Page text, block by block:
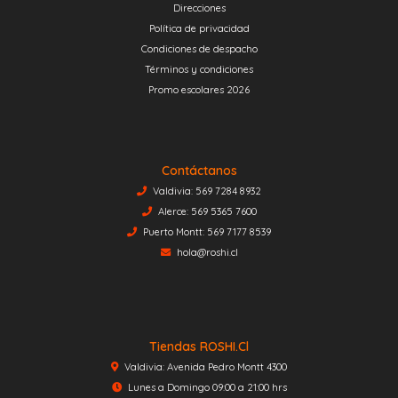
Direcciones
Política de privacidad
Condiciones de despacho
Términos y condiciones
Promo escolares 2026
Contáctanos
Valdivia: 569 7284 8932
Alerce: 569 5365 7600
Puerto Montt: 569 7177 8539
hola@roshi.cl
Tiendas ROSHI.cl
Valdivia: Avenida Pedro Montt 4300
Lunes a Domingo 09:00 a 21:00 hrs